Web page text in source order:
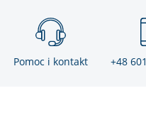
Pomoc i kontakt +48